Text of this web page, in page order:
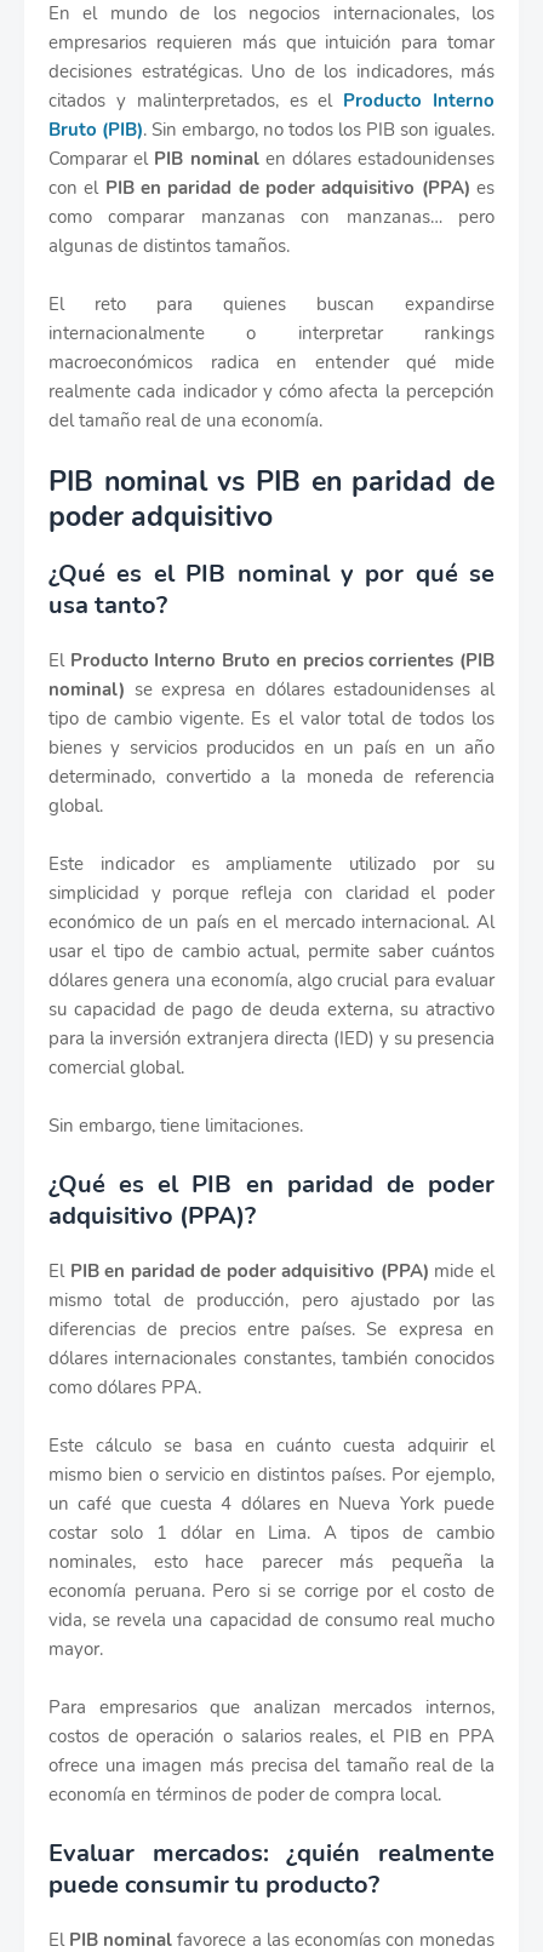
En el mundo de los negocios internacionales, los
empresarios requieren más que intuición para tomar
decisiones estratégicas. Uno de los indicadores, más
citados y malinterpretados, es el Producto Interno
Bruto (PIB). Sin embargo, no todos los PIB son iguales.
Comparar el PIB nominalen dólares estadounidenses
con el PIB en paridad de poder adquisitivo (PPA)es
como comparar manzanas con manzanas… pero
algunas de distintos tamaños.
El reto para quienes buscan expandirse
internacionalmente o interpretar rankings
macroeconómicos radica en entender qué mide
realmente cada indicador y cómo afecta la percepción
del tamaño real de una economía.
PIB nominal vs PIB en paridad de
poder adquisitivo
¿Qué es el PIB nominal y por qué se
usa tanto?
El Producto Interno Bruto en precios corrientes (PIB
nominal) se expresa en dólares estadounidenses al
tipo de cambio vigente. Es el valor total de todos los
bienes y servicios producidos en un país en un año
determinado, convertido a la moneda de referencia
global.
Este indicador es ampliamente utilizado por su
simplicidad y porque refleja con claridad el poder
económico de un país en el mercado internacional. Al
usar el tipo de cambio actual, permite saber cuántos
dólares genera una economía, algo crucial para evaluar
su capacidad de pago de deuda externa, su atractivo
para la inversión extranjera directa (IED) y su presencia
comercial global.
Sin embargo, tiene limitaciones.
¿Qué es el PIB en paridad de poder
adquisitivo (PPA)?
El PIB en paridad de poder adquisitivo (PPA) mide el
mismo total de producción, pero ajustado por las
diferencias de precios entre países. Se expresa en
dólares internacionales constantes, también conocidos
como dólares PPA.
Este cálculo se basa en cuánto cuesta adquirir el
mismo bien o servicio en distintos países. Por ejemplo,
un café que cuesta 4 dólares en Nueva York puede
costar solo 1 dólar en Lima. A tipos de cambio
nominales, esto hace parecer más pequeña la
economía peruana. Pero si se corrige por el costo de
vida, se revela una capacidad de consumo real mucho
mayor.
Para empresarios que analizan mercados internos,
costos de operación o salarios reales, el PIB en PPA
ofrece una imagen más precisa del tamaño real de la
economía en términos de poder de compra local.
Evaluar mercados: ¿quién realmente
puede consumir tu producto?
El PIB nominalfavorece a las economías con monedas